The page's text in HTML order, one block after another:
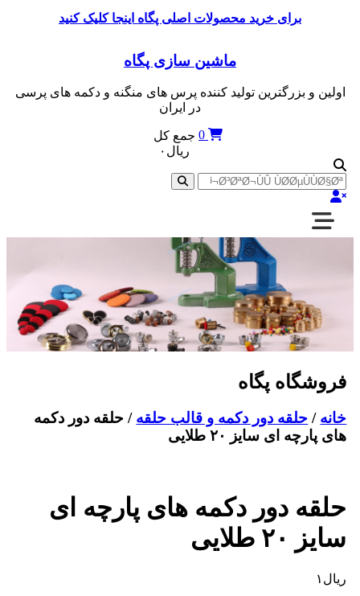
برای خرید محصولات اصلی پگاه اینجا کلیک کنید
ماشین سازی پگاه
اولین و بزرگترین تولید کننده پرس های منگنه و دکمه های پرسی
در ایران
0 جمع کل
ریال۰
Ø¬Ø³ØªØ¬Ù
Ø¨Ø±Ø§Û:
فروشگاه پگاه
خانه / حلقه دور دکمه و قالب حلقه / حلقه دور دکمه
های پارچه ای سایز ۲۰ طلایی
حلقه دور دکمه های پارچه ای
سایز ۲۰ طلایی
ریال ۱